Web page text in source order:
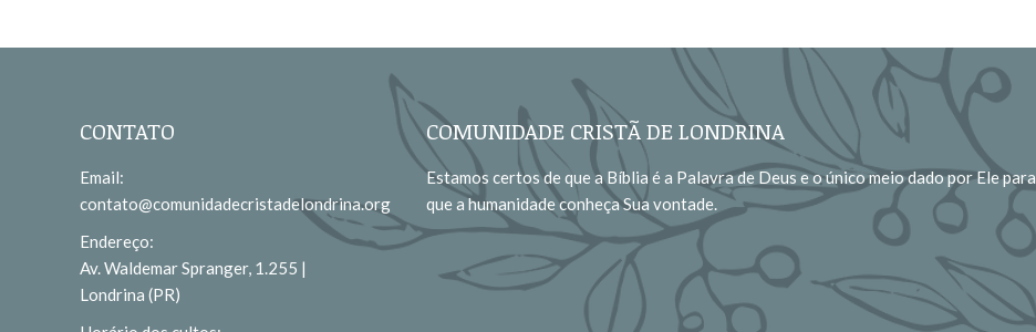
CONTATO
Email:
contato@comunidadecristadelondrina.org
Endereço:
Av. Waldemar Spranger, 1.255 |
Londrina (PR)
COMUNIDADE CRISTÃ DE LONDRINA
Estamos certos de que a Bíblia é a Palavra de Deus e o único meio dado por Ele para
que a humanidade conheça Sua vontade.